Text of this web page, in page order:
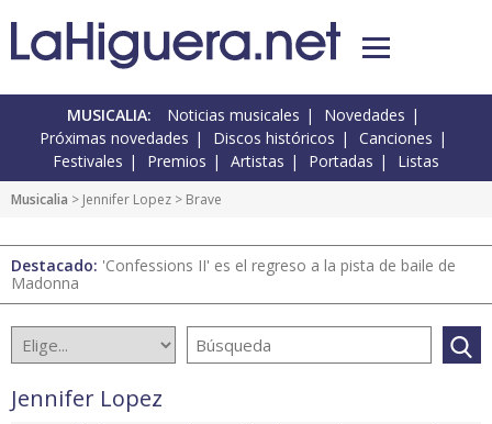
MUSICALIA: Noticias musicales
Novedades
Próximas novedades
Discos históricos
Canciones
Festivales
Premios Artistas Portadas Listas
Musicalia > Jennifer Lopez > Brave
Destacado: 'Confessions II' es el regreso a la pista de baile de
Madonna
Jennifer Lopez